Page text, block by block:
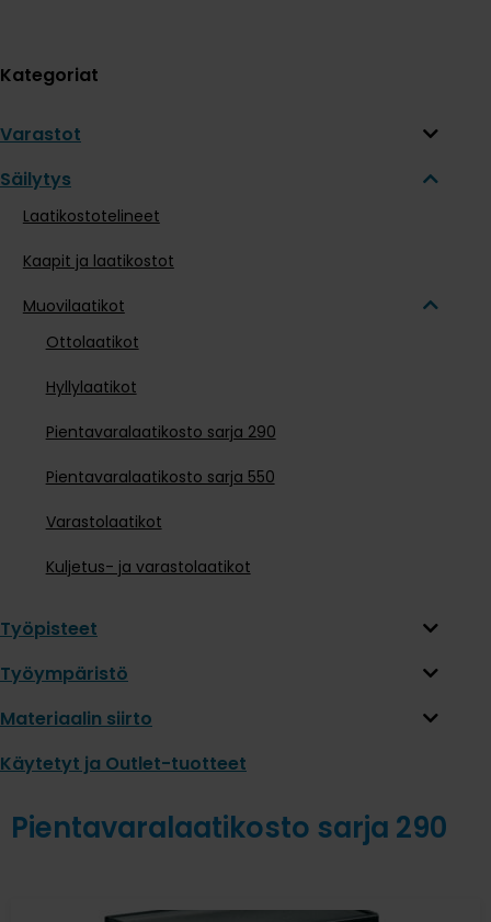
Kategoriat
Varastot
Säilytys
Laatikostotelineet
Kaapit ja laatikostot
Muovilaatikot
Ottolaatikot
Hyllylaatikot
Pientavaralaatikosto sarja 290
Pientavaralaatikosto sarja 550
Varastolaatikot
Kuljetus- ja varastolaatikot
Työpisteet
Työympäristö
Materiaalin siirto
Käytetyt ja Outlet-tuotteet
Pientavaralaatikosto sarja 290